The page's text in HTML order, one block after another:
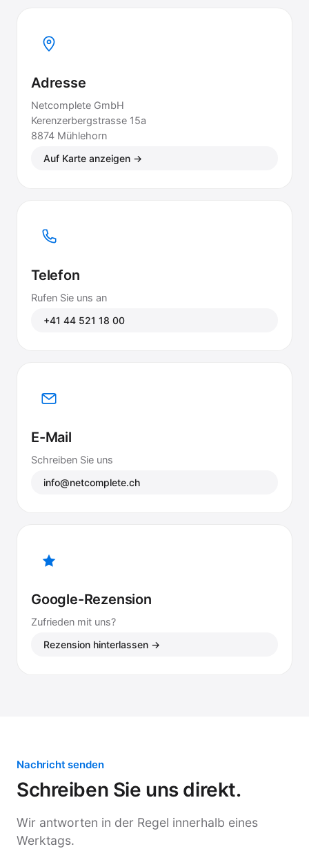
Adresse
Netcomplete GmbH
Kerenzerbergstrasse 15a
8874 Mühlehorn
Auf Karte anzeigen →
Telefon
Rufen Sie uns an
+41 44 521 18 00
E-Mail
Schreiben Sie uns
info@netcomplete.ch
Google-Rezension
Zufrieden mit uns?
Rezension hinterlassen →
Nachricht senden
Schreiben Sie uns direkt.
Wir antworten in der Regel innerhalb eines
Werktags.